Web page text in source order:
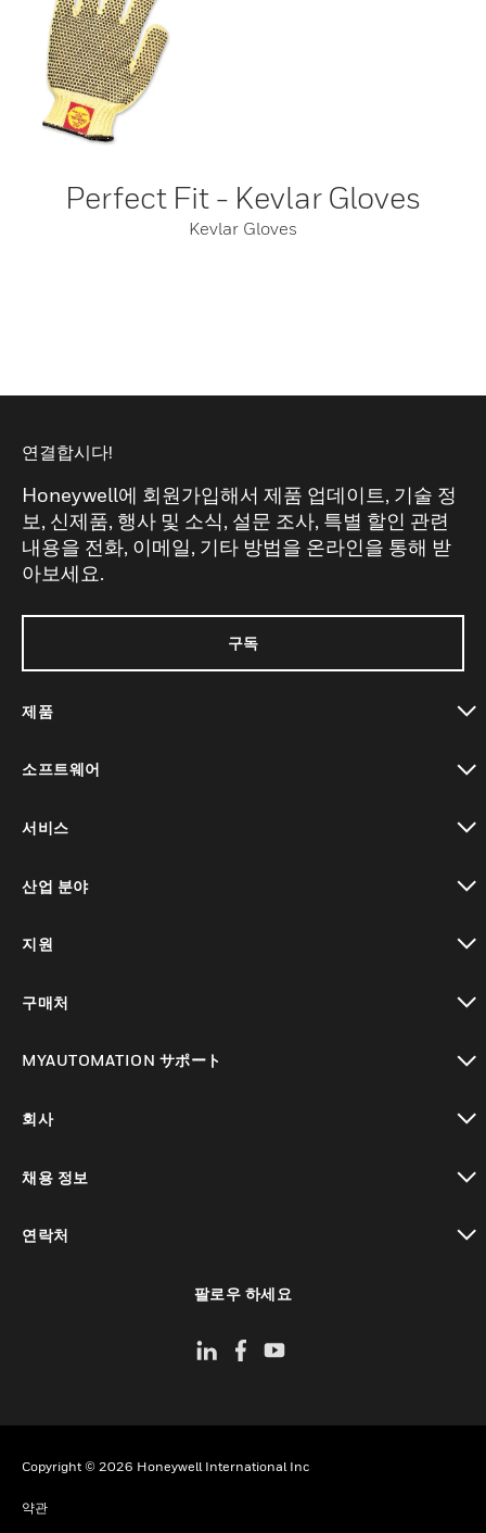
Perfect Fit - Kevlar Gloves
Kevlar Gloves
연결합시다!
Honeywell에 회원가입해서 제품 업데이트, 기술 정
보, 신제품, 행사 및 소식, 설문 조사, 특별 할인 관련
내용을 전화, 이메일, 기타 방법을 온라인을 통해 받
아보세요.
구독
제품
소프트웨어
서비스
산업 분야
지원
구매처
MYAUTOMATION サポート
회사
채용 정보
연락처
팔로우 하세요
Copyright © 2026 Honeywell International Inc
약관